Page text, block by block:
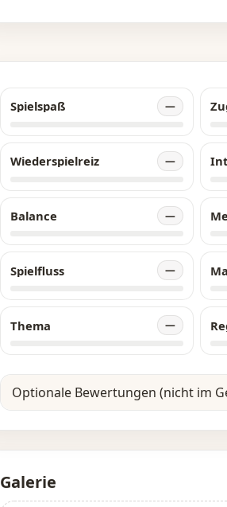
Spielspaß —
Wiederspielreiz —
Balance —
Spielfluss —
Thema —
Optionale Bewertungen (nicht im
Galerie